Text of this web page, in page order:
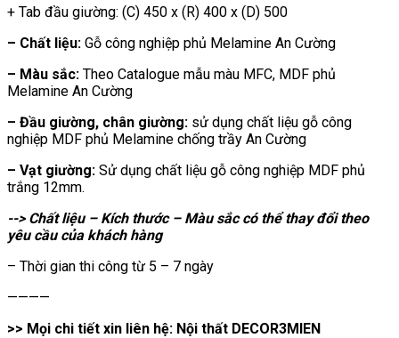
+ Tab đầu giường: (C) 450 x (R) 400 x (D) 500
– Chất liệu: Gỗ công nghiệp phủ Melamine An Cường
– Màu sắc: Theo Catalogue mẫu màu MFC, MDF phủ
Melamine An Cường
– Đầu giường, chân giường: sử dụng chất liệu gỗ công
nghiệp MDF phủ Melamine chống trầy An Cường
– Vạt giường: Sử dụng chất liệu gỗ công nghiệp MDF phủ
trắng 12mm.
--> Chất liệu – Kích thước – Màu sắc có thể thay đổi theo
yêu cầu của khách hàng
– Thời gian thi công từ 5 – 7 ngày
————
>> Mọi chi tiết xin liên hệ: Nội thất DECOR3MIEN